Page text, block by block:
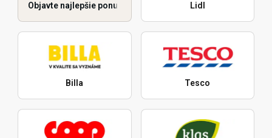
Objavte najlepšie ponuky Lidl
Billa Tesco